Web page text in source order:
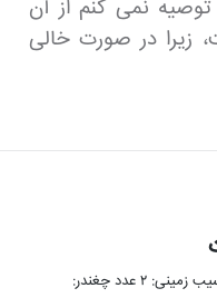
نمی کنم از آن
زیرا در صورت خالی
مواد لازم: هویج: 3 عدد زردک: یک عدد سیب زمینی: ۲ عدد چغندر: